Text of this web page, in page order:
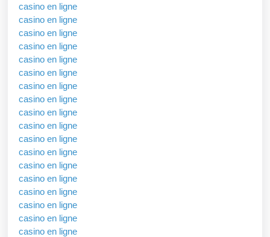
casino en ligne
casino en ligne
casino en ligne
casino en ligne
casino en ligne
casino en ligne
casino en ligne
casino en ligne
casino en ligne
casino en ligne
casino en ligne
casino en ligne
casino en ligne
casino en ligne
casino en ligne
casino en ligne
casino en ligne
casino en ligne